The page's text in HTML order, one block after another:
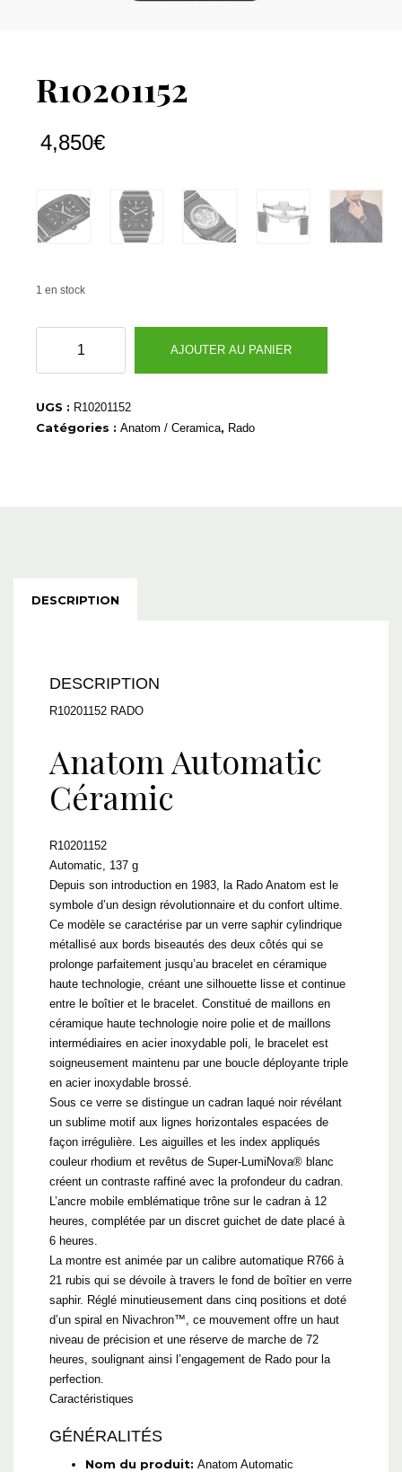
R10201152
4,850€
1 en stock
R10201152
AJOUTER AU PANIER
UGS : R10201152
Catégories : Anatom / Ceramica, Rado
DESCRIPTION
DESCRIPTION
R10201152 RADO
Anatom Automatic
Céramic
R10201152
Automatic, 137 g
Depuis son introduction en 1983, la Rado Anatom est le
symbole d’un design révolutionnaire et du confort ultime.
Ce modèle se caractérise par un verre saphir cylindrique
métallisé aux bords biseautés des deux côtés qui se
prolonge parfaitement jusqu’au bracelet en céramique
haute technologie, créant une silhouette lisse et continue
entre le boîtier et le bracelet. Constitué de maillons en
céramique haute technologie noire polie et de maillons
intermédiaires en acier inoxydable poli, le bracelet est
soigneusement maintenu par une boucle déployante triple
en acier inoxydable brossé.
Sous ce verre se distingue un cadran laqué noir révélant
un sublime motif aux lignes horizontales espacées de
façon irrégulière. Les aiguilles et les index appliqués
couleur rhodium et revêtus de Super-LumiNova® blanc
créent un contraste raffiné avec la profondeur du cadran.
L’ancre mobile emblématique trône sur le cadran à 12
heures, complétée par un discret guichet de date placé à
6 heures.
La montre est animée par un calibre automatique R766 à
21 rubis qui se dévoile à travers le fond de boîtier en verre
saphir. Réglé minutieusement dans cinq positions et doté
d’un spiral en Nivachron™, ce mouvement offre un haut
niveau de précision et une réserve de marche de 72
heures, soulignant ainsi l’engagement de Rado pour la
perfection.
Caractéristiques
GÉNÉRALITÉS
Nom du produit: Anatom Automatic